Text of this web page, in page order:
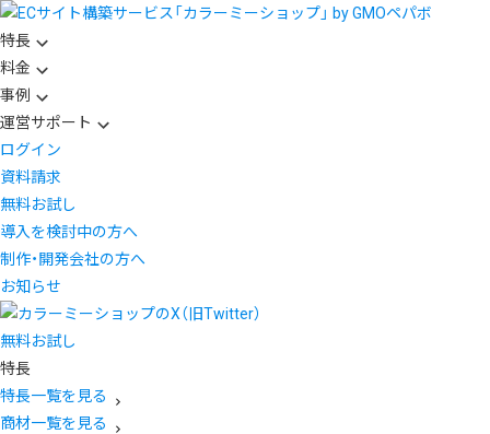
特長
料金
事例
運営サポート
ログイン
資料請求
無料お試し
導入を検討中の方へ
制作・開発会社の方へ
お知らせ
無料お試し
特長
特長一覧を見る
商材一覧を見る